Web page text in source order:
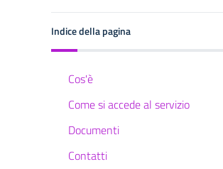
Indice della pagina
Cos'è
Come si accede al servizio
Documenti
Contatti